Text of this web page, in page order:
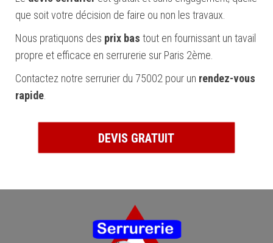
que soit votre décision de faire ou non les travaux.
Nous pratiquons des prix bas tout en fournissant un tavail
propre et efficace en serrurerie sur Paris 2ème.
Contactez notre serrurier du 75002 pour un rendez-vous
rapide
DEVIS GRATUIT